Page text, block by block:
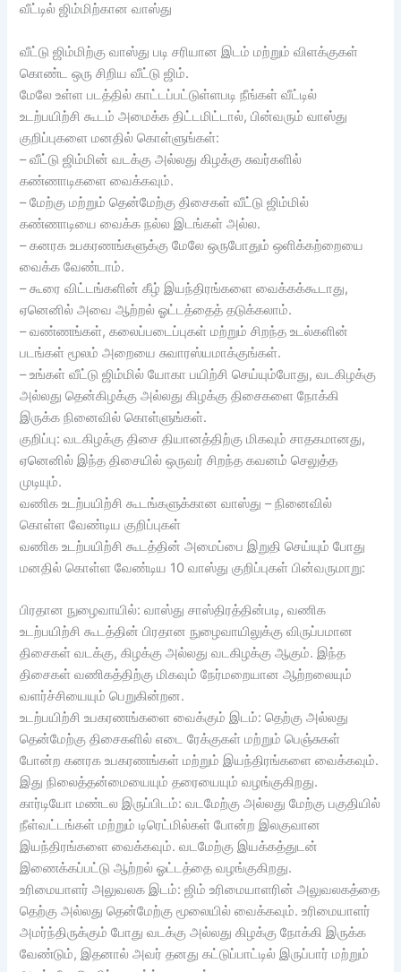
வீட்டில் ஜிம்மிற்கான வாஸ்து
வீட்டு ஜிம்மிற்கு வாஸ்து படி சரியான இடம் மற்றும் விளக்குகள்
கொண்ட ஒரு சிறிய வீட்டு ஜிம்.
மேலே உள்ள படத்தில் காட்டப்பட்டுள்ளபடி நீங்கள் வீட்டில்
உடற்பயிற்சி கூடம் அமைக்க திட்டமிட்டால், பின்வரும் வாஸ்து
குறிப்புகளை மனதில் கொள்ளுங்கள்:
– வீட்டு ஜிம்மின் வடக்கு அல்லது கிழக்கு சுவர்களில்
கண்ணாடிகளை வைக்கவும்.
– மேற்கு மற்றும் தென்மேற்கு திசைகள் வீட்டு ஜிம்மில்
கண்ணாடியை வைக்க நல்ல இடங்கள் அல்ல.
– கனரக உபகரணங்களுக்கு மேலே ஒருபோதும் ஒளிக்கற்றையை
வைக்க வேண்டாம்.
– கூரை விட்டங்களின் கீழ் இயந்திரங்களை வைக்கக்கூடாது,
ஏனெனில் அவை ஆற்றல் ஓட்டத்தைத் தடுக்கலாம்.
– வண்ணங்கள், கலைப்படைப்புகள் மற்றும் சிறந்த உடல்களின்
படங்கள் மூலம் அறையை சுவாரஸ்யமாக்குங்கள்.
– உங்கள் வீட்டு ஜிம்மில் யோகா பயிற்சி செய்யும்போது, வடகிழக்கு
அல்லது தென்கிழக்கு அல்லது கிழக்கு திசைகளை நோக்கி
இருக்க நினைவில் கொள்ளுங்கள்.
குறிப்பு: வடகிழக்கு திசை தியானத்திற்கு மிகவும் சாதகமானது,
ஏனெனில் இந்த திசையில் ஒருவர் சிறந்த கவனம் செலுத்த
முடியும்.
வணிக உடற்பயிற்சி கூடங்களுக்கான வாஸ்து – நினைவில்
கொள்ள வேண்டிய குறிப்புகள்
வணிக உடற்பயிற்சி கூடத்தின் அமைப்பை இறுதி செய்யும் போது
மனதில் கொள்ள வேண்டிய 10 வாஸ்து குறிப்புகள் பின்வருமாறு:
பிரதான நுழைவாயில்: வாஸ்து சாஸ்திரத்தின்படி, வணிக
உடற்பயிற்சி கூடத்தின் பிரதான நுழைவாயிலுக்கு விருப்பமான
திசைகள் வடக்கு, கிழக்கு அல்லது வடகிழக்கு ஆகும். இந்த
திசைகள் வணிகத்திற்கு மிகவும் நேர்மறையான ஆற்றலையும்
வளர்ச்சியையும் பெறுகின்றன.
உடற்பயிற்சி உபகரணங்களை வைக்கும் இடம்: தெற்கு அல்லது
தென்மேற்கு திசைகளில் எடை ரேக்குகள் மற்றும் பெஞ்சுகள்
போன்ற கனரக உபகரணங்கள் மற்றும் இயந்திரங்களை வைக்கவும்.
இது நிலைத்தன்மையையும் தரையையும் வழங்குகிறது.
கார்டியோ மண்டல இருப்பிடம்: வடமேற்கு அல்லது மேற்கு பகுதியில்
நீள்வட்டங்கள் மற்றும் டிரெட்மில்கள் போன்ற இலகுவான
இயந்திரங்களை வைக்கவும். வடமேற்கு இயக்கத்துடன்
இணைக்கப்பட்டு ஆற்றல் ஓட்டத்தை வழங்குகிறது.
உரிமையாளர் அலுவலக இடம்: ஜிம் உரிமையாளரின் அலுவலகத்தை
தெற்கு அல்லது தென்மேற்கு மூலையில் வைக்கவும். உரிமையாளர்
அமர்ந்திருக்கும் போது வடக்கு அல்லது கிழக்கு நோக்கி இருக்க
வேண்டும், இதனால் அவர் தனது கட்டுப்பாட்டில் இருப்பார் மற்றும்